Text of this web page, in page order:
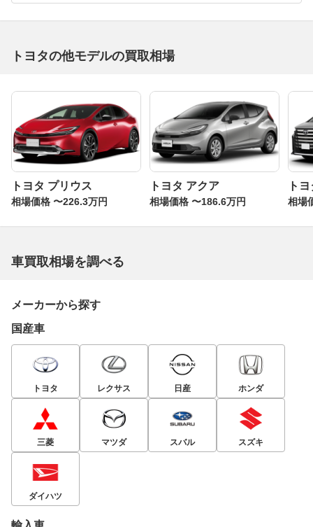
トヨタの他モデルの買取相場
トヨタ プリウス
相場価格 〜226.3万円
トヨタ アクア
相場価格 〜186.6万円
ト
相場
車買取相場を調べる
メーカーから探す
国産車
トヨタ レクサス 日産 ホンダ
三菱 マツダ スバル スズキ
ダイハツ